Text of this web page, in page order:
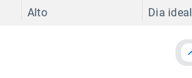
Alto Dia ideal